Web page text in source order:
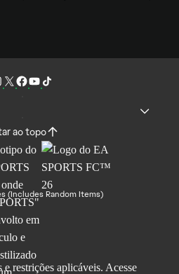
ao topo
(Includes Random Items)
restrições aplicáveis. Acesse